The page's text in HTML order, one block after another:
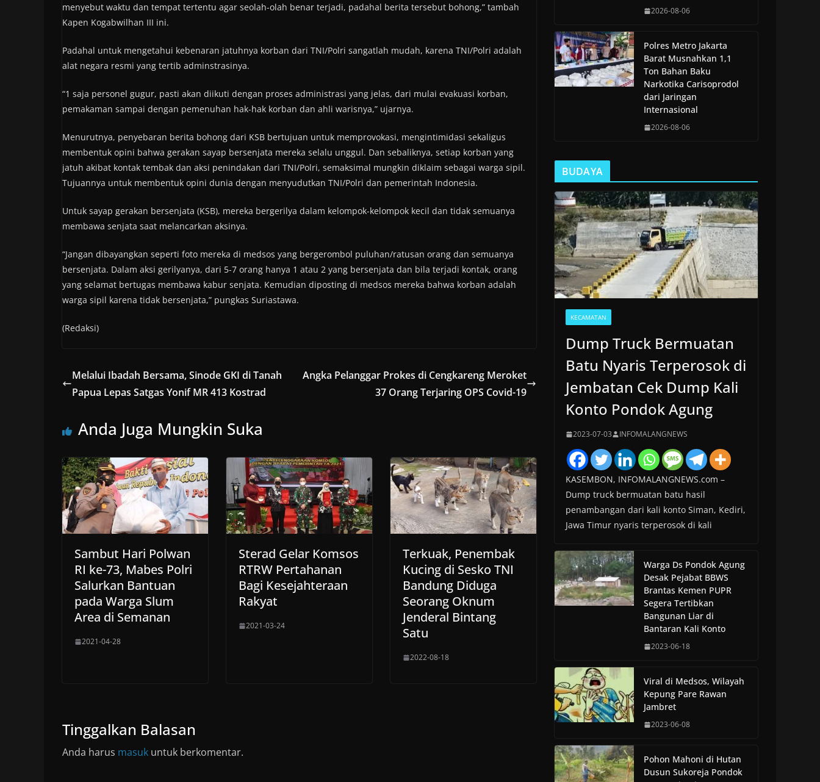
menyebut waktu dan tempat tertentu agar seolah-olah benar terjadi, padahal berita tersebut bohong,” tambah
Kapen Kogabwilhan III ini.
Padahal untuk mengetahui kebenaran jatuhnya korban dari TNI/Polri sangatlah mudah, karena TNI/Polri adalah
alat negara resmi yang tertib adminstrasinya.
“1 saja personel gugur, pasti akan diikuti dengan proses administrasi yang jelas, dari mulai evakuasi korban,
pemakaman sampai dengan pemenuhan hak-hak korban dan ahli warisnya,” ujarnya.
Menurutnya, penyebaran berita bohong dari KSB bertujuan untuk memprovokasi, mengintimidasi sekaligus
membentuk opini bahwa gerakan sayap bersenjata mereka selalu unggul. Dan sebaliknya, setiap korban yang
jatuh akibat kontak tembak dan aksi penindakan dari TNI/Polri, semaksimal mungkin diklaim sebagai warga sipil.
Tujuannya untuk membentuk opini dunia dengan menyudutkan TNI/Polri dan pemerintah Indonesia.
Untuk sayap gerakan bersenjata (KSB), mereka bergerilya dalam kelompok-kelompok kecil dan tidak semuanya
membawa senjata saat melancarkan aksinya.
“Jangan dibayangkan seperti foto mereka di medsos yang bergerombol puluhan/ratusan orang dan semuanya
bersenjata. Dalam aksi gerilyanya, dari 5-7 orang hanya 1 atau 2 yang bersenjata dan bila terjadi kontak, orang
yang selamat bertugas membawa kabur senjata. Kemudian diposting di medsos mereka bahwa korban adalah
warga sipil karena tidak bersenjata,” pungkas Suriastawa.
(Redaksi)
Melalui Ibadah Bersama, Sinode GKI di Tanah
Papua Lepas Satgas Yonif MR 413 Kostrad
Angka Pelanggar Prokes di Cengkareng Meroket
37 Orang Terjaring OPS Covid-19
Anda Juga Mungkin Suka
Sambut Hari Polwan
RI ke-73, Mabes Polri
Salurkan Bantuan
pada Warga Slum
Area di Semanan
2021-04-28
Sterad Gelar Komsos
RTRW Pertahanan
Bagi Kesejahteraan
Rakyat
2021-03-24
Terkuak, Penembak
Kucing di Sesko TNI
Bandung Diduga
Seorang Oknum
Jenderal Bintang
Satu
2022-08-18
Tinggalkan Balasan
Anda harus masuk untuk berkomentar.
2026-08-06
Polres Metro Jakarta
Barat Musnahkan 1,1
Ton Bahan Baku
Narkotika Carisoprodol
dari Jaringan
Internasional
2026-08-06
BUDAYA
KECAMATAN
Dump Truck Bermuatan
Batu Nyaris Terperosok di
Jembatan Cek Dump Kali
Konto Pondok Agung
2023-07-03 INFOMALANGNEWS
KASEMBON, INFOMALANGNEWS.com –
Dump truck bermuatan batu hasil
penambangan dari kali konto Siman, Kediri,
Jawa Timur nyaris terperosok di kali
Warga Ds Pondok Agung
Desak Pejabat BBWS
Brantas Kemen PUPR
Segera Tertibkan
Bangunan Liar di
Bantaran Kali Konto
2023-06-18
Viral di Medsos, Wilayah
Kepung Pare Rawan
Jambret
2023-06-08
Pohon Mahoni di Hutan
Dusun Sukoreja Pondok